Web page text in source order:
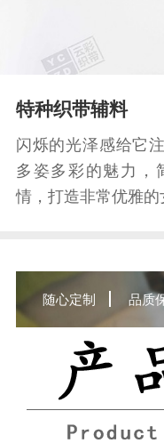
特种织带辅料
闪烁的光泽感给它
多姿多彩的魅力，
情，打造非常优雅的
随心定制 品质